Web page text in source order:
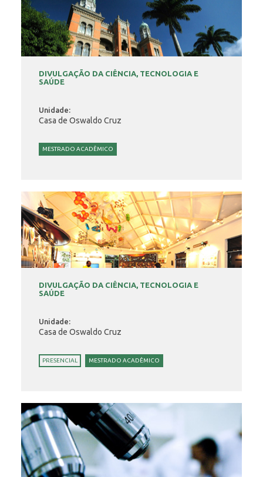
DIVULGAÇÃO DA CIÊNCIA, TECNOLOGIA E
SAÚDE
Unidade:
Casa de Oswaldo Cruz
MESTRADO ACADÊMICO
DIVULGAÇÃO DA CIÊNCIA, TECNOLOGIA E
SAÚDE
Unidade:
Casa de Oswaldo Cruz
PRESENCIAL MESTRADO ACADÊMICO